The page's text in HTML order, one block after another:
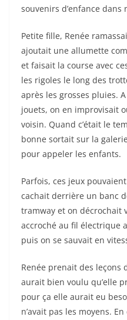
souvenirs d’enfance
Petite fille, Renée
ajoutait une allumette
et faisait la course avec
les rigoles le long des
après les grosses pluies.
jouets, on en improvisait
voisin. Quand c’était le
bonne sortait sur la
pour appeler les enfants.
Parfois, ces jeux
cachait derrière un banc
tramway et on décrochait
accroché au fil électrique
puis on se sauvait en
Renée prenait des leçons
aurait bien voulu qu’elle
pour ça elle aurait eu
n’avait pas les moyens.